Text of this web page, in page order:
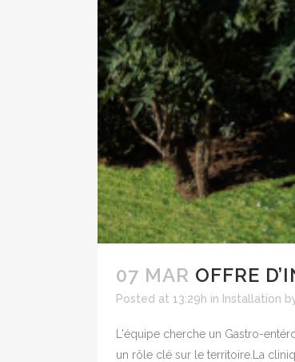
07 MAR OFFRE
Posted at 13:29h in Installation
L'équipe cherche un Gastro-
un rôle clé sur le territoire.La